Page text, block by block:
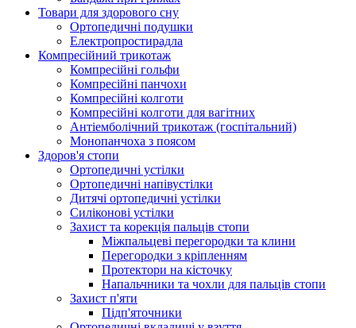
Товари для здорового сну
Ортопедичні подушки
Електропростирадла
Компресійний трикотаж
Компресійні гольфи
Компресійні панчохи
Компресійні колготи
Компресійні колготи для вагітних
Антіемболічний трикотаж (госпітальний)
Монопанчоха з поясом
Здоров'я стопи
Ортопедичні устілки
Ортопедичні напівустілки
Дитячі ортопедичні устілки
Силіконові устілки
Захист та корекція пальців стопи
Міжпальцеві перегородки та клини
Перегородки з кріпленням
Протектори на кісточку
Напальчники та чохли для пальців стопи
Захист п'яти
Підп'яточники